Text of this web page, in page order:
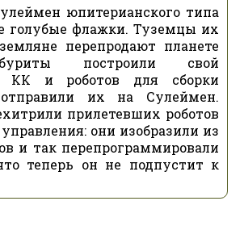
юпитерианского типа
голубые флажки. Туземцы их
перепродают планете
построили свой
КК и роботов для сборки
их на Сулеймен.
прилетевших роботов
они изобразили из
и так перепрограммировали
теперь он не подпустит к